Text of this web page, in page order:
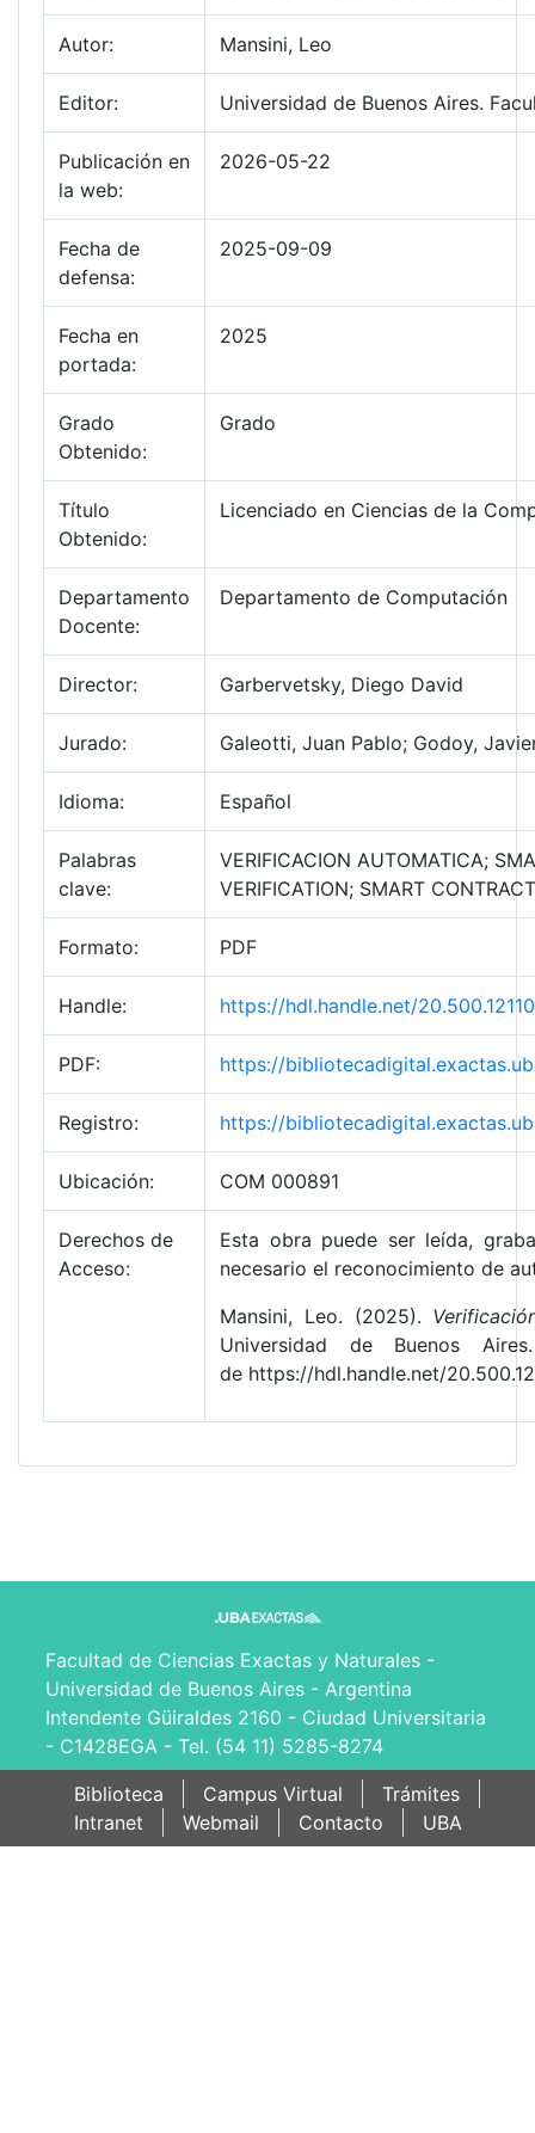
Autor: Mansini, Leo
Editor: Universidad de Buenos Aires.
Publicación en
la web:
2026-05-22
Fecha de
defensa:
2025-09-09
Fecha en
portada:
2025
Grado
Obtenido:
Grado
Título
Obtenido:
Licenciado en Ciencias de la
Departamento
Docente:
Departamento de Computación
Director: Garbervetsky, Diego David
Jurado: Galeotti, Juan Pablo; Godoy,
Idioma: Español
Palabras
clave:
VERIFICACION AUTOMATICA;
VERIFICATION; SMART
Formato: PDF
Handle: https://hdl.handle.net/
PDF: https://
Registro: https://
Ubicación: COM 000891
Derechos de
Acceso:
Esta obra puede ser leída,
necesario el reconocimiento de
Mansini, Leo. (2025).
Universidad de Buenos
de https://hdl.handle.net/
Facultad de Ciencias Exactas y Naturales -
Universidad de Buenos Aires - Argentina
Intendente Güiraldes 2160 - Ciudad Universitaria
- C1428EGA - Tel. (54 11) 5285-8274
Biblioteca
Campus Virtual
Trámites
Intranet
Webmail Contacto UBA